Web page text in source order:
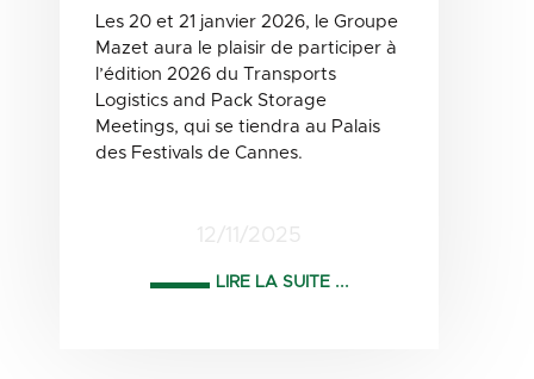
Les 20 et 21 janvier 2026, le Groupe
Mazet aura le plaisir de participer à
l’édition 2026 du Transports
Logistics and Pack Storage
Meetings, qui se tiendra au Palais
des Festivals de Cannes.
12/11/2025
LIRE LA SUITE ...